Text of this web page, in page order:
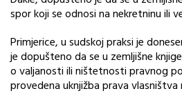
spor koji se odnosi na nekretninu ili
Primjerice, u sudskoj praksi je
je dopušteno da se u zemljišne
o valjanosti ili ništetnosti pravnog
provedena uknjižba prava vlasništva